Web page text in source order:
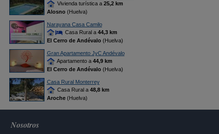
Vivienda turística a 25,2 km
Alosno(Huelva)
Narayana Casa Camilo
Casa Rural a 44,3 km
El Cerro de Andévalo(Huelva)
Gran Apartamento JyC Andévalo
Apartamento a 44,9 km
El Cerro de Andévalo(Huelva)
Casa Rural Monterrey
Casa Rural a 48,8 km
Aroche(Huelva)
Nosotros